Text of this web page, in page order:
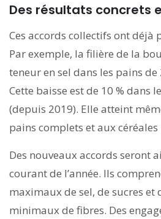
Des résultats concrets
Ces accords collectifs ont déjà
Par exemple, la filière de la
teneur en sel dans les pains
Cette baisse est de 10 % dans
(depuis 2019). Elle atteint
pains complets et aux
Des nouveaux accords seront
courant de l’année. Ils
maximaux de sel, de sucres et
minimaux de fibres. Des